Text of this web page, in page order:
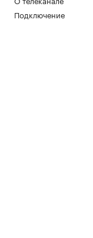
Подключение